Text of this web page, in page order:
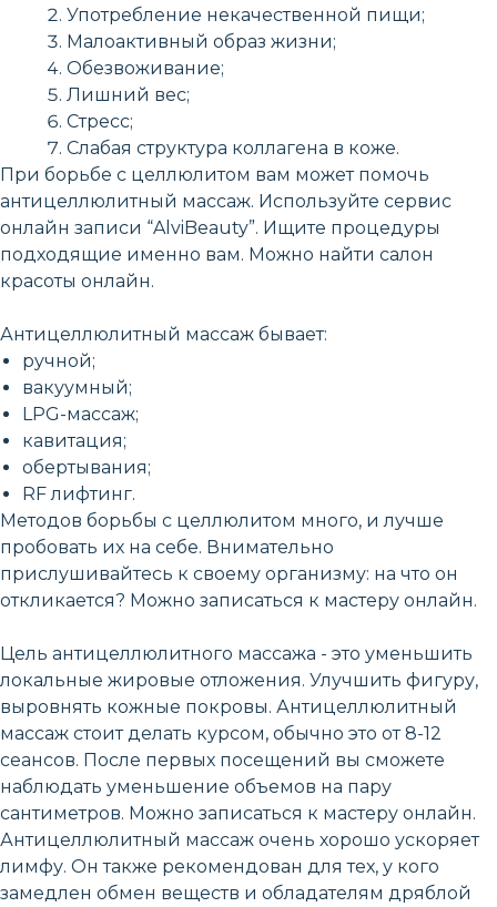
Употребление некачественной пищи;
Малоактивный образ жизни;
Обезвоживание;
Лишний вес;
Стресс;
Слабая структура коллагена в коже.
При борьбе с целлюлитом вам может помочь
антицеллюлитный массаж. Используйте сервис
онлайн записи “AlviBeauty”. Ищите процедуры
подходящие именно вам. Можно найти салон
красоты онлайн.
Антицеллюлитный массаж бывает:
ручной;
вакуумный;
LPG-массаж;
кавитация;
обертывания;
RF лифтинг.
Методов борьбы с целлюлитом много, и лучше
пробовать их на себе. Внимательно
прислушивайтесь к своему организму: на что он
откликается? Можно записаться к мастеру онлайн.
Цель антицеллюлитного массажа - это уменьшить
локальные жировые отложения. Улучшить фигуру,
выровнять кожные покровы. Антицеллюлитный
массаж стоит делать курсом, обычно это от 8-12
сеансов. После первых посещений вы сможете
наблюдать уменьшение объемов на пару
сантиметров. Можно записаться к мастеру онлайн.
Антицеллюлитный массаж очень хорошо ускоряет
лимфу. Он также рекомендован для тех, у кого
замедлен обмен веществ и обладателям дряблой